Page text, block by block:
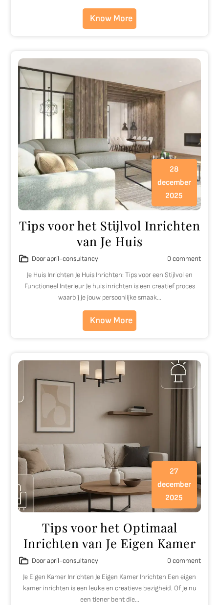
Know More
28
december
2025
Tips voor het Stijlvol Inrichten
van Je Huis
Door april-consultancy
0 comment
Je Huis Inrichten Je Huis Inrichten: Tips voor een Stijlvol en
Functioneel Interieur Je huis inrichten is een creatief proces
waarbij je jouw persoonlijke smaak…
Know More
27
december
2025
Tips voor het Optimaal
Inrichten van Je Eigen Kamer
Door april-consultancy
0 comment
Je Eigen Kamer Inrichten Je Eigen Kamer Inrichten Een eigen
kamer inrichten is een leuke en creatieve bezigheid. Of je nu
een tiener bent die…